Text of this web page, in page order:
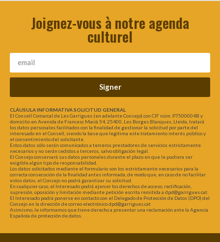
Joignez-vous à notre agenda
culturel
Signer
CLÁUSULA INFORMATIVA SOLICITUD GENERAL
El Consell Comarcal de Les Garrigues (en adelante Consejo) con CIF núm. P7500004B y
domicilio en Avenida de Francesc Macià 54, 25400, Les Borges Blanques, Lleida, tratará
los datos personales facilitados con la finalidad de gestionar la solicitud por parte del
interesado en el Consell, siendo la base que legitima este tratamiento interés público y
el consentimiento del solicitante.
Estos datos sólo serán comunicados a terceros prestadores de servicios estrictamente
necesarios y no serán cedidos a terceros, salvo obligación legal.
El Consejo conservará sus datos personales durante el plazo en que le pudiera ser
exigible algún tipo de responsabilidad.
Los datos solicitados mediante el formulario son los estrictamente necesarios para la
correcta consecución de la finalidad antes informada, de modo que, en caso de no facilitar
estos datos, el Consejo no podrá garantizar su solicitud.
En cualquier caso, el Interesado podrá ejercer los derechos de acceso, rectificación,
supresión, oposición y limitación mediante petición escrita remitida a dpd@garrigues.cat.
El Interesado podrá ponerse en contacto con el Delegado de Protección de Datos (DPO) del
Consejo en la dirección de correo electrónico dpd@garrigues.cat
Asimismo, le informamos que tiene derecho a presentar una reclamación ante la Agencia
Española de protección de datos.